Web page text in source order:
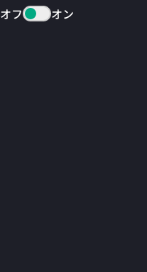
オフ
オン